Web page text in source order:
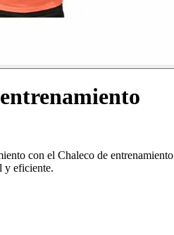
con el Chaleco de entrenamiento
y eficiente.